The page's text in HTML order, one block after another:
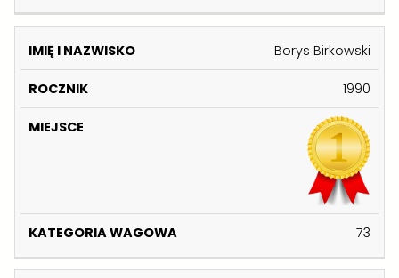
Borys Birkowski
1990
73